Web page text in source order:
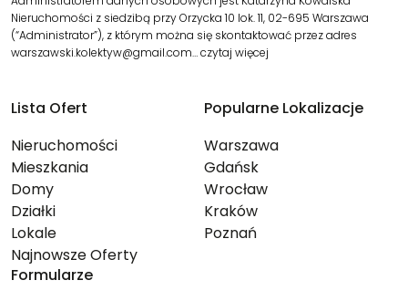
Nieruchomości z siedzibą przy Orzycka 10 lok. 11, 02-695 Warszawa
(“Administrator”), z którym można się skontaktować przez adres
warszawski.kolektyw@gmail.com…czytaj więcej
Lista Ofert
Nieruchomości
Mieszkania
Domy
Działki
Lokale
Najnowsze Oferty
Popularne Lokalizacje
Warszawa
Gdańsk
Wrocław
Kraków
Poznań
Formularze